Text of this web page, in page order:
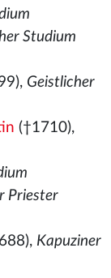
Studium
Geistlicher
(†1710),
Priester
Kapuziner